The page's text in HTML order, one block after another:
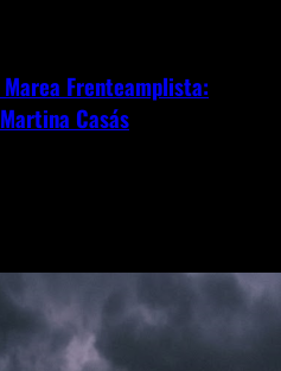
Frenteamplista:
Casás